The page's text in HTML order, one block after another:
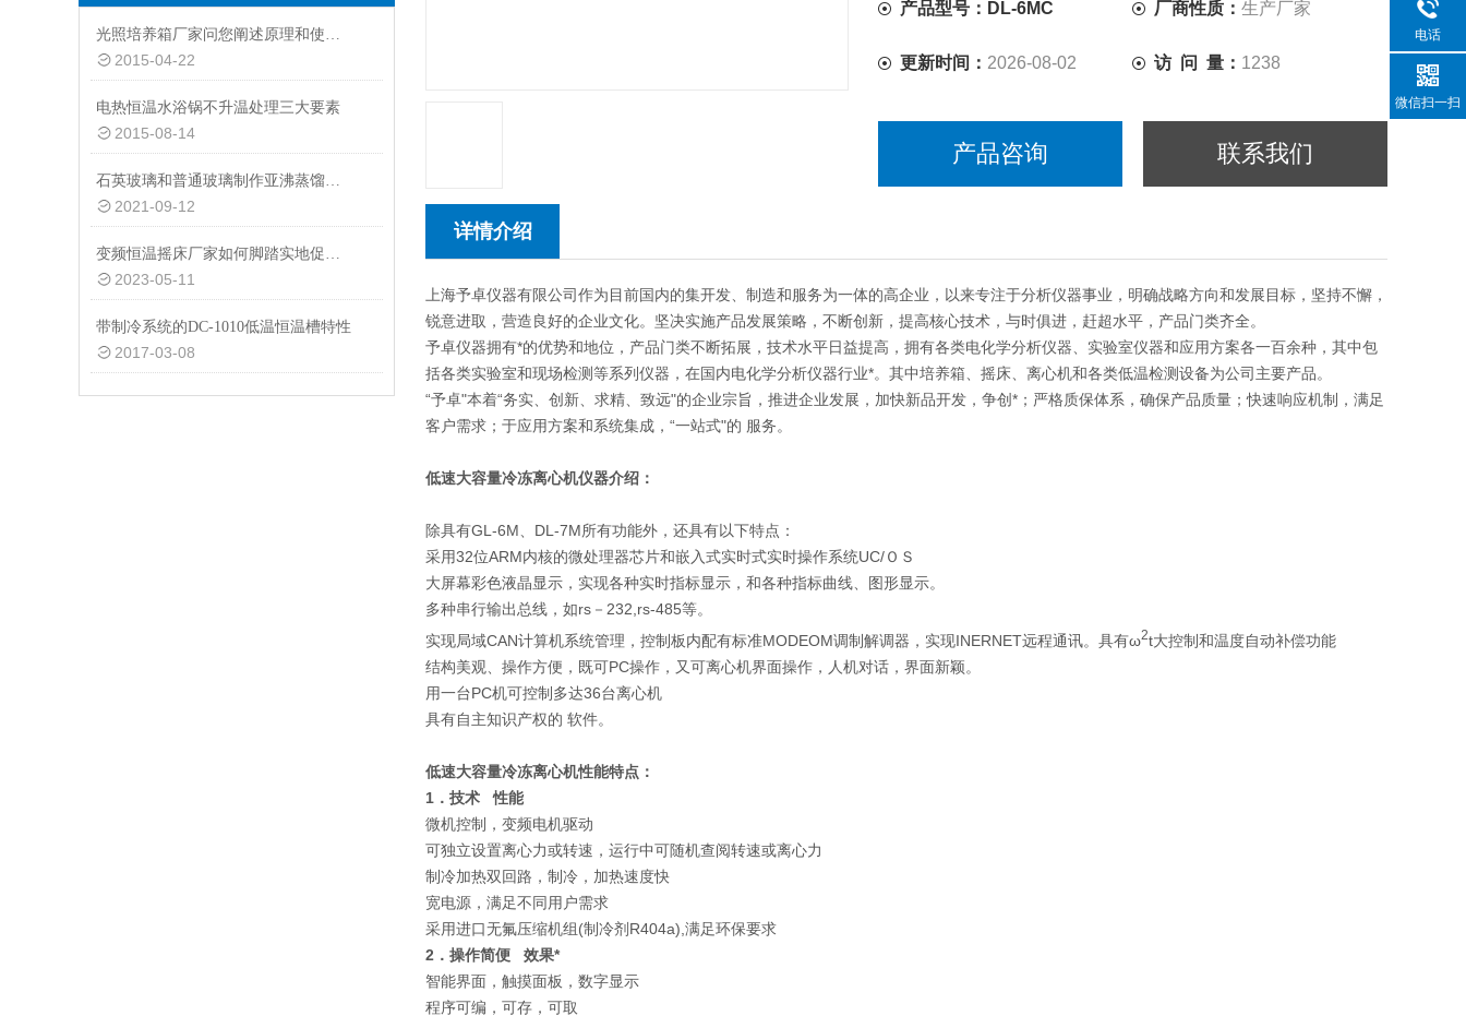
光照培养箱厂家问您阐述原理和使用方法
2015-04-22
电热恒温水浴锅不升温处理三大要素
2015-08-14
石英玻璃和普通玻璃制作亚沸蒸馏水器的差别描述
2021-09-12
变频恒温摇床厂家如何脚踏实地促发展？
2023-05-11
带制冷系统的DC-1010低温恒温槽特性
2017-03-08
产品型号：DL-6MC 厂商性质：生产厂家
更新时间： 2026-08-02 访 问 量： 1238
产品咨询 联系我们
详情介绍
上海予卓仪器有限公司作为目前国内的集开发、制造和服务为一体的高企业，以来专注于分析仪器事业，明确战略方向和发展目标，坚持不懈，
锐意进取，营造良好的企业文化。坚决实施产品发展策略，不断创新，提高核心技术，与时俱进，赶超水平，产品门类齐全。
予卓仪器拥有*的优势和地位，产品门类不断拓展，技术水平日益提高，拥有各类电化学分析仪器、实验室仪器和应用方案各一百余种，其中包
括各类实验室和现场检测等系列仪器，在国内电化学分析仪器行业*。其中培养箱、摇床、离心机和各类低温检测设备为公司主要产品。
“予卓"本着“务实、创新、求精、致远"的企业宗旨，推进企业发展，加快新品开发，争创*；严格质保体系，确保产品质量；快速响应机制，满足
客户需求；于应用方案和系统集成，“一站式"的 服务。
低速大容量冷冻离心机仪器介绍：
除具有GL-6M、DL-7M所有功能外，还具有以下特点：
采用32位ARM内核的微处理器芯片和嵌入式实时式实时操作系统UC/ＯＳ
大屏幕彩色液晶显示，实现各种实时指标显示，和各种指标曲线、图形显示。
多种串行输出总线，如rs－232,rs-485等。
实现局域CAN计算机系统管理，控制板内配有标准MODEOM调制解调器，实现INERNET远程通讯。具有ω2t大控制和温度自动补偿功能
结构美观、操作方便，既可PC操作，又可离心机界面操作，人机对话，界面新颖。
用一台PC机可控制多达36台离心机
具有自主知识产权的 软件。
低速大容量冷冻离心机性能特点：
1 ．技术 性能
微机控制，变频电机驱动
可独立设置离心力或转速，运行中可随机查阅转速或离心力
制冷加热双回路，制冷，加热速度快
宽电源，满足不同用户需求
采用进口无氟压缩机组(制冷剂R404a),满足环保要求
2 ．操作简便 效果*
智能界面，触摸面板，数字显示
程序可编，可存，可取
电话
微信扫一扫